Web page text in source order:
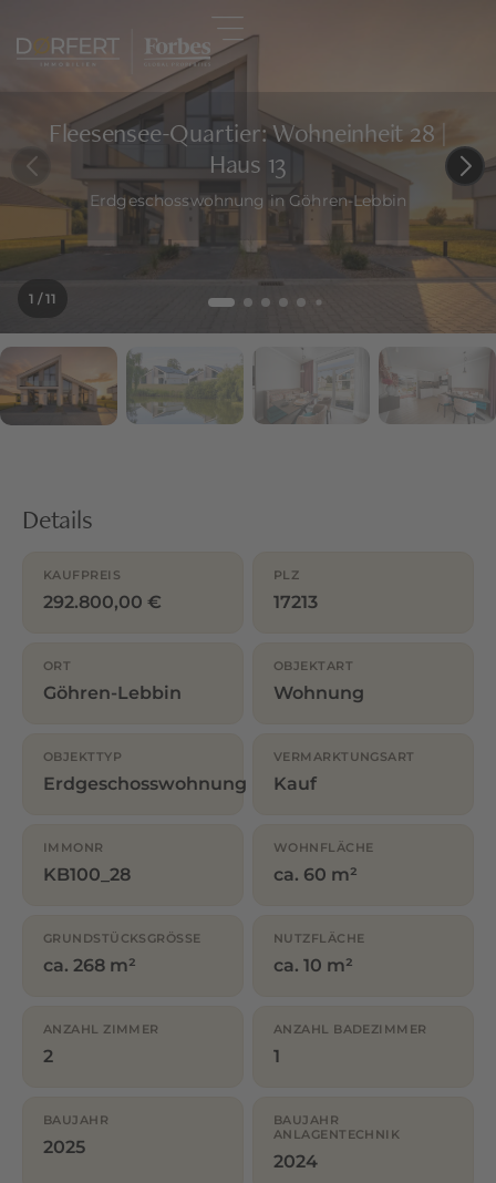
Fleesensee-Quartier: Wohneinheit 28 |
Haus 13
Erdgeschosswohnung in Göhren-Lebbin
1 / 11
Details
KAUFPREIS
292.800,00 €
PLZ
17213
ORT
Göhren-Lebbin
OBJEKTART
Wohnung
OBJEKTTYP
Erdgeschosswohnung
VERMARKTUNGSART
Kauf
IMMONR
KB100_28
WOHNFLÄCHE
ca. 60 m²
GRUNDSTÜCKSGRÖSSE
ca. 268 m²
NUTZFLÄCHE
ca. 10 m²
ANZAHL ZIMMER
2
ANZAHL BADEZIMMER
1
BAUJAHR
2025
BAUJAHR
ANLAGENTECHNIK
2024